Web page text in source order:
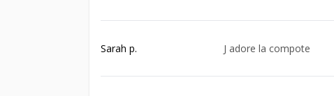
Sarah p. J adore la compote